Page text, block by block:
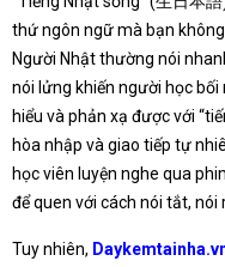
thứ ngôn ngữ mà bạn
Người Nhật thường nói
nói lửng khiến người học bối
hiểu và phản xạ được với
hòa nhập và giao tiếp tự
học viên luyện nghe qua
để quen với cách nói tắt, nói
Tuy nhiên,